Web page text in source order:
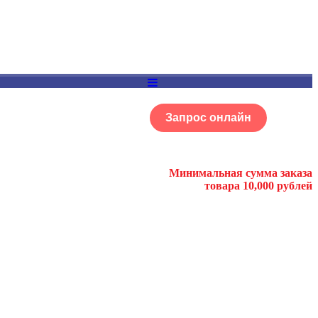
Запрос онлайн
Минимальная сумма заказа
товара 10,000 рублей